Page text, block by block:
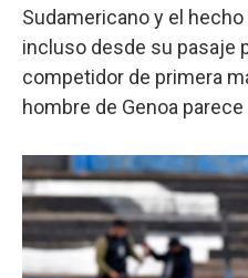
Sudamericano y el
incluso desde su pasaje
competidor de primera
hombre de Genoa